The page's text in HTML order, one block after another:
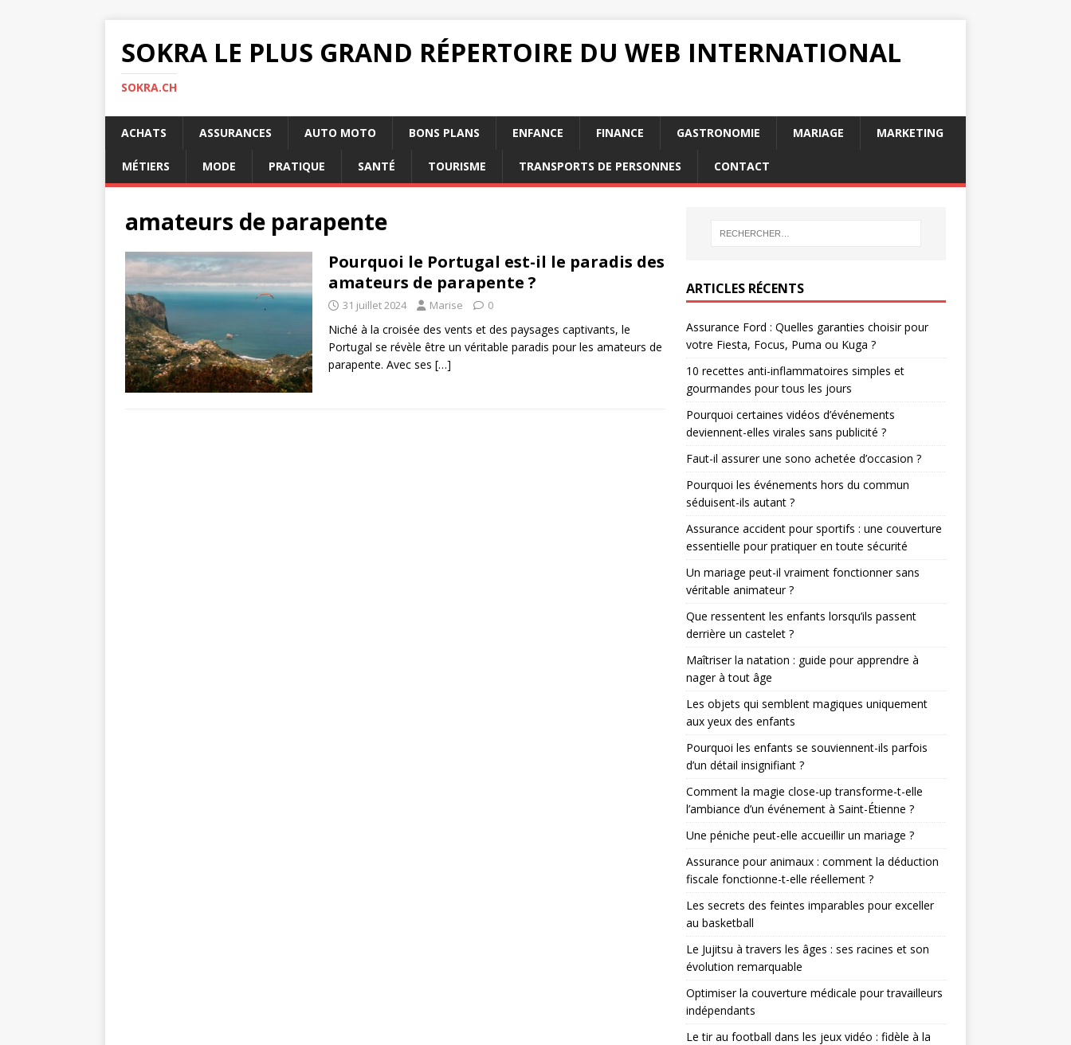
SOKRA LE PLUS GRAND RÉPERTOIRE DU WEB INTERNATIONAL
SOKRA.CH
ACHATS ASSURANCES AUTO MOTO BONS PLANS ENFANCE FINANCE GASTRONOMIE MARIAGE MARKETING
MÉTIERS MODE PRATIQUE SANTÉ TOURISME TRANSPORTS DE PERSONNES CONTACT
amateurs de parapente
Pourquoi le Portugal est-il le paradis des
amateurs de parapente ?
31 juillet 2024 Marise 0
Niché à la croisée des vents et des paysages captivants, le
Portugal se révèle être un véritable paradis pour les amateurs de
parapente. Avec ses […]
ARTICLES RÉCENTS
Assurance Ford : Quelles garanties choisir pour
votre Fiesta, Focus, Puma ou Kuga ?
10 recettes anti-inflammatoires simples et
gourmandes pour tous les jours
Pourquoi certaines vidéos d’événements
deviennent-elles virales sans publicité ?
Faut-il assurer une sono achetée d’occasion ?
Pourquoi les événements hors du commun
séduisent-ils autant ?
Assurance accident pour sportifs : une couverture
essentielle pour pratiquer en toute sécurité
Un mariage peut-il vraiment fonctionner sans
véritable animateur ?
Que ressentent les enfants lorsqu’ils passent
derrière un castelet ?
Maîtriser la natation : guide pour apprendre à
nager à tout âge
Les objets qui semblent magiques uniquement
aux yeux des enfants
Pourquoi les enfants se souviennent-ils parfois
d’un détail insignifiant ?
Comment la magie close-up transforme-t-elle
l’ambiance d’un événement à Saint-Étienne ?
Une péniche peut-elle accueillir un mariage ?
Assurance pour animaux : comment la déduction
fiscale fonctionne-t-elle réellement ?
Les secrets des feintes imparables pour exceller
au basketball
Le Jujitsu à travers les âges : ses racines et son
évolution remarquable
Optimiser la couverture médicale pour travailleurs
indépendants
Le tir au football dans les jeux vidéo : fidèle à la